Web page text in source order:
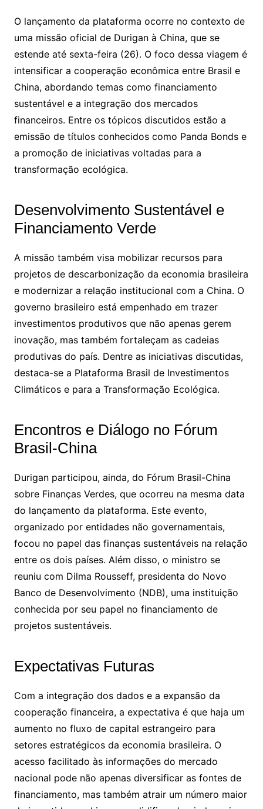
O lançamento da plataforma ocorre no contexto de
uma missão oficial de Durigan à China, que se
estende até sexta-feira (26). O foco dessa viagem é
intensificar a cooperação econômica entre Brasil e
China, abordando temas como financiamento
sustentável e a integração dos mercados
financeiros. Entre os tópicos discutidos estão a
emissão de títulos conhecidos como Panda Bonds e
a promoção de iniciativas voltadas para a
transformação ecológica.
Desenvolvimento Sustentável e
Financiamento Verde
A missão também visa mobilizar recursos para
projetos de descarbonização da economia brasileira
e modernizar a relação institucional com a China. O
governo brasileiro está empenhado em trazer
investimentos produtivos que não apenas gerem
inovação, mas também fortaleçam as cadeias
produtivas do país. Dentre as iniciativas discutidas,
destaca-se a Plataforma Brasil de Investimentos
Climáticos e para a Transformação Ecológica.
Encontros e Diálogo no Fórum
Brasil-China
Durigan participou, ainda, do Fórum Brasil-China
sobre Finanças Verdes, que ocorreu na mesma data
do lançamento da plataforma. Este evento,
organizado por entidades não governamentais,
focou no papel das finanças sustentáveis na relação
entre os dois países. Além disso, o ministro se
reuniu com Dilma Rousseff, presidenta do Novo
Banco de Desenvolvimento (NDB), uma instituição
conhecida por seu papel no financiamento de
projetos sustentáveis.
Expectativas Futuras
Com a integração dos dados e a expansão da
cooperação financeira, a expectativa é que haja um
aumento no fluxo de capital estrangeiro para
setores estratégicos da economia brasileira. O
acesso facilitado às informações do mercado
nacional pode não apenas diversificar as fontes de
financiamento, mas também atrair um número maior